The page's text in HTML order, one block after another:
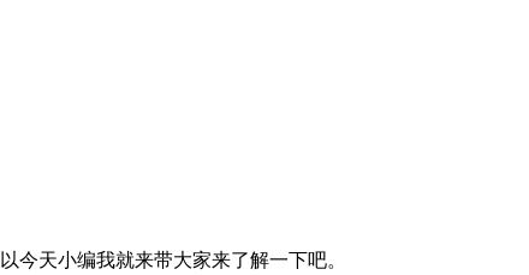
今天小编我就来带大家来了解一下吧。